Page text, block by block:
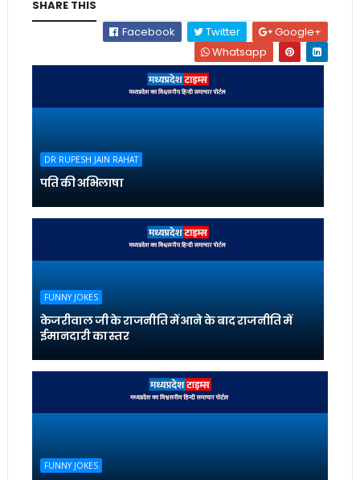
SHARE THIS
Facebook
Twitter
Google+
Whatsapp
DR RUPESH JAIN RAHAT
पति की अभिलाषा
FUNNY JOKES
केजरीवाल जी के राजनीति में आने के बाद राजनीति में
ईमानदारी का स्तर
FUNNY JOKES